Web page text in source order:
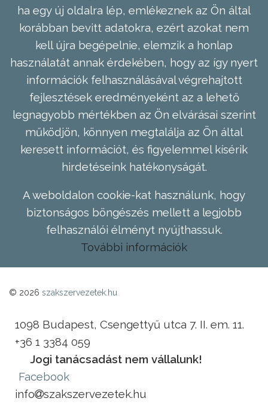
ha egy új oldalra lép, emlékeznek az Ön által
korábban bevitt adatokra, ezért azokat nem
kell újra begépelnie, elemzik a honlap
használatát annak érdekében, hogy az így nyert
információk felhasználásával végrehajtott
fejlesztések eredményeként az a lehető
legnagyobb mértékben az Ön elvárásai szerint
működjön, könnyen megtalálja az Ön által
keresett információt, és figyelemmel kísérik
hirdetéseink hatékonyságát.
A weboldalon cookie-kat használunk, hogy
biztonságos böngészés mellett a legjobb
felhasználói élményt nyújthassuk.
További információk
© 2026 szakszervezetek.hu
1098 Budapest, Csengettyű utca 7. II. em. 11.
+36 1 3384 059
Jogi tanácsadást nem vállalunk!
Facebook
info
szakszervezetek.hu